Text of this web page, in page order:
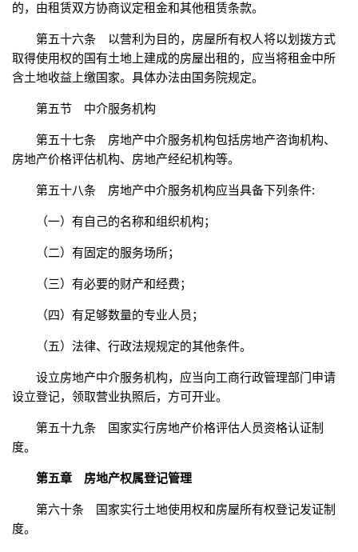
的，由租赁双方协商议定租金和其他租赁条款。
第五十六条 以营利为目的，房屋所有权人将以划拨方式
取得使用权的国有土地上建成的房屋出租的，应当将租金中所
含土地收益上缴国家。具体办法由国务院规定。
第五节 中介服务机构
第五十七条 房地产中介服务机构包括房地产咨询机构、
房地产价格评估机构、房地产经纪机构等。
第五十八条 房地产中介服务机构应当具备下列条件:
（一）有自己的名称和组织机构；
（二）有固定的服务场所；
（三）有必要的财产和经费；
（四）有足够数量的专业人员；
（五）法律、行政法规规定的其他条件。
设立房地产中介服务机构，应当向工商行政管理部门申请
设立登记，领取营业执照后，方可开业。
第五十九条 国家实行房地产价格评估人员资格认证制
度。
第五章 房地产权属登记管理
第六十条 国家实行土地使用权和房屋所有权登记发证制
度。